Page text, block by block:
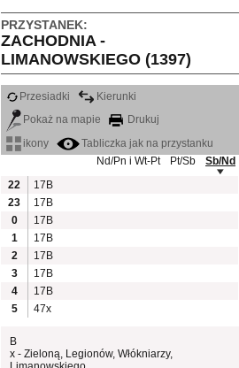
PRZYSTANEK:
ZACHODNIA -
LIMANOWSKIEGO (1397)
Przesiadki
Kierunki
Pokaż na mapie
Drukuj
ikony
Tabliczka jak na przystanku
Nd/Pn i Wt-Pt
Pt/Sb
Sb/Nd
22
17B
23
17B
0
17B
1
17B
2
17B
3
17B
4
17B
5
47x
B
x - Zieloną, Legionów, Włókniarzy,